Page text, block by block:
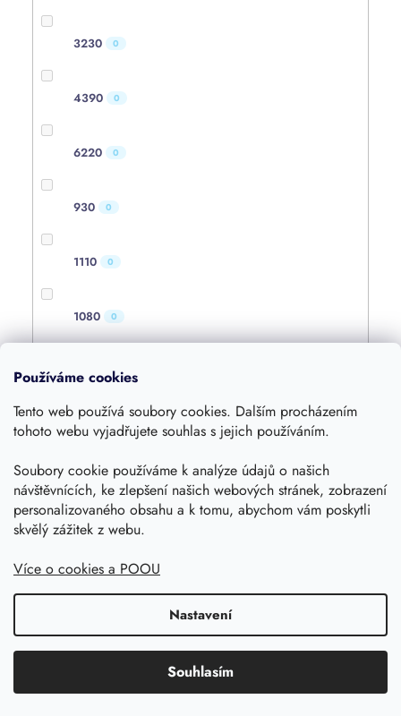
Používáme cookies
Tento web používá soubory cookies. Dalším procházením
tohoto webu vyjadřujete souhlas s jejich používáním.
Soubory cookie používáme k analýze údajů o našich
návštěvnících, ke zlepšení našich webových stránek, zobrazení
personalizovaného obsahu a k tomu, abychom vám poskytli
skvělý zážitek z webu.
Více o cookies a POOU
Nastavení
Souhlasím
3230 0
4390 0
6220 0
930 0
1110 0
1080 0
0
4000
1600 0
360 0
1055 0